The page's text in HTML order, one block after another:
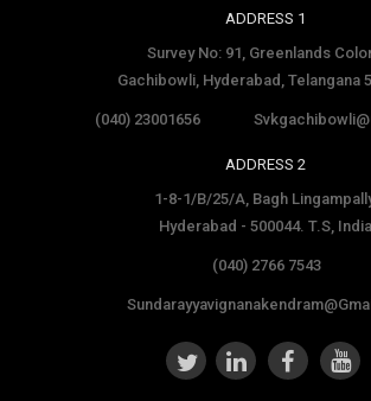
ADDRESS 1
Survey No: 91, Greenlands
Gachibowli, Hyderabad, Telangana
(040) 23001656
ADDRESS 2
1-8-1/B/25/A, Bagh
Hyderabad - 500044. T.S, India
(040) 2766 7543